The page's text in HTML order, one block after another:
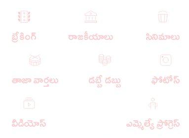
బ్రేకింగ్ రాజకీయాలు సినిమాలు
తాజా వార్తలు డబ్బే డబ్బు ఫోటోస్
వీడియోస్ ఎమ్మెల్యే ప్రోగ్రెస్